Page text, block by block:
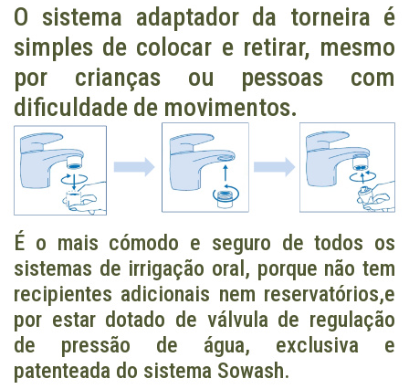
O sistema adaptador da torneira é
simples de colocar e retirar, mesmo
por crianças ou pessoas com
dificuldade de movimentos.
É o mais cómodo e seguro de todos os
sistemas de irrigação oral, porque não tem
recipientes adicionais nem reservatórios,e
por estar dotado de válvula de regulação
de pressão de água, exclusiva e
patenteada do sistema Sowash.